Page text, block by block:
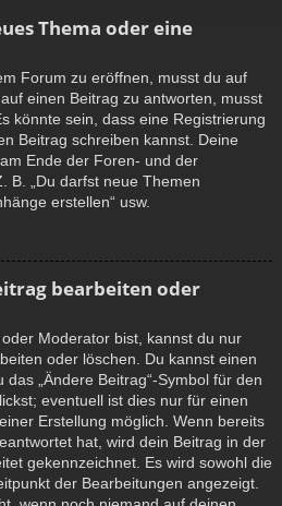
Thema oder eine
Forum zu eröffnen, musst du auf
auf einen Beitrag zu antworten, musst
könnte sein, dass eine Registrierung
Beitrag schreiben kannst. Deine
Ende der Foren- und der
B. „Du darfst neue Themen
erstellen“ usw.
bearbeiten oder
Moderator bist, kannst du nur
oder löschen. Du kannst einen
„Ändere Beitrag“-Symbol für den
eventuell ist dies nur für einen
Erstellung möglich. Wenn bereits
hat, wird dein Beitrag in der
gekennzeichnet. Es wird sowohl die
der Bearbeitungen angezeigt.